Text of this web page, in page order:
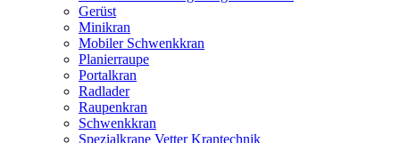
Gerüst
Minikran
Mobiler Schwenkkran
Planierraupe
Portalkran
Radlader
Raupenkran
Schwenkkran
Spezialkrane Vetter Krantechnik